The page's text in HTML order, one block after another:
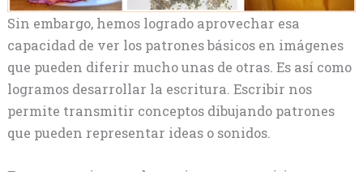
Sin embargo, hemos logrado aprovechar esa
capacidad de ver los patrones básicos en imágenes
que pueden diferir mucho unas de otras. Es así como
logramos desarrollar la escritura. Escribir nos
permite transmitir conceptos dibujando patrones
que pueden representar ideas o sonidos.